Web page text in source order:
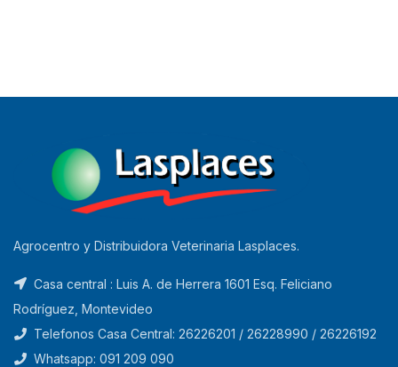
Agrocentro y Distribuidora Veterinaria Lasplaces.
Casa central : Luis A. de Herrera 1601 Esq. Feliciano
Rodríguez, Montevideo
Telefonos Casa Central: 26226201 / 26228990 / 26226192
Whatsapp: 091 209 090